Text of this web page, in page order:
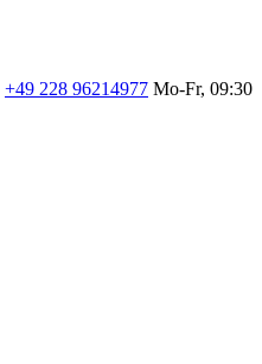
+49 228 96214977 Mo-Fr, 09:30